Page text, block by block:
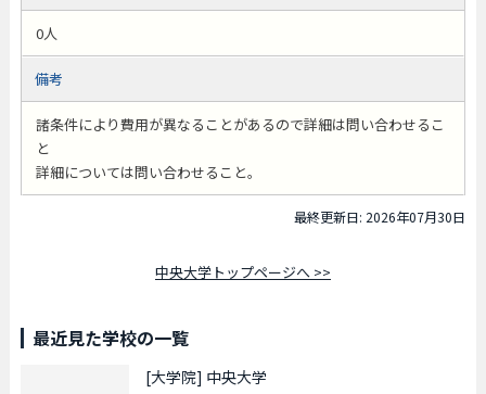
0人
備考
諸条件により費用が異なることがあるので詳細は問い合わせるこ
と
詳細については問い合わせること。
最終更新日: 2026年07月30日
中央大学トップページへ >>
最近見た学校の一覧
[大学院] 中央大学